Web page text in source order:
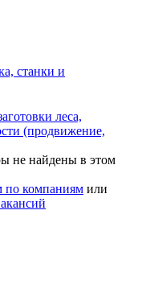
станки и
леса,
(продвижение,
не найдены в этом
по компаниям или